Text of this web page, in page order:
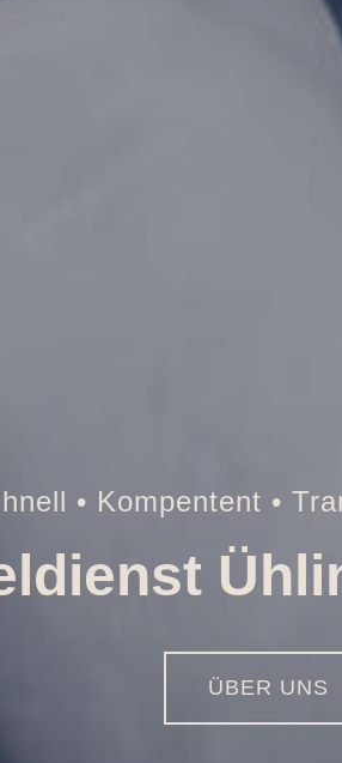
Tresor • Auto •
01516 - 113